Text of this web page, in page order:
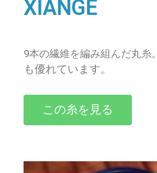
XIANGE
9本の繊維を編み組んだ丸糸。
も優れています。
この糸を見る